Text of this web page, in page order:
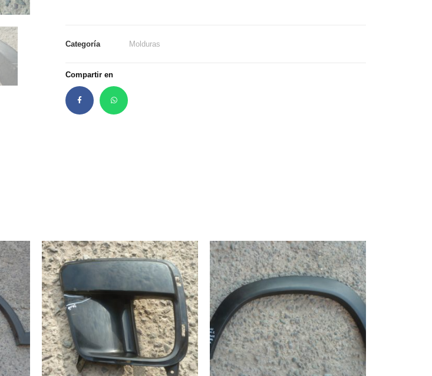
Categoría Molduras
Compartir en